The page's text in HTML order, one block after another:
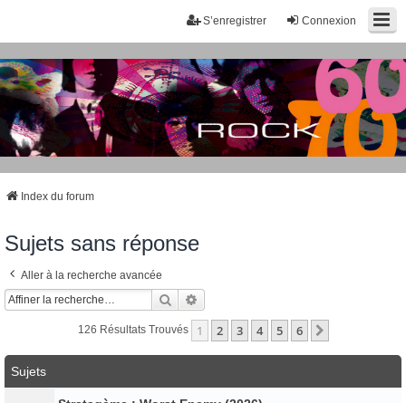
Connexion
S’enregistrer
Index du forum
Sujets sans réponse
Aller à la recherche avancée
Rechercher
126 Résultats Trouvés 1 2 3 4 5 6
Sujets